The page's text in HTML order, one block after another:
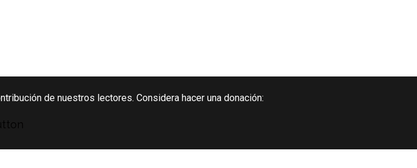
de nuestros lectores. Considera hacer una donación: